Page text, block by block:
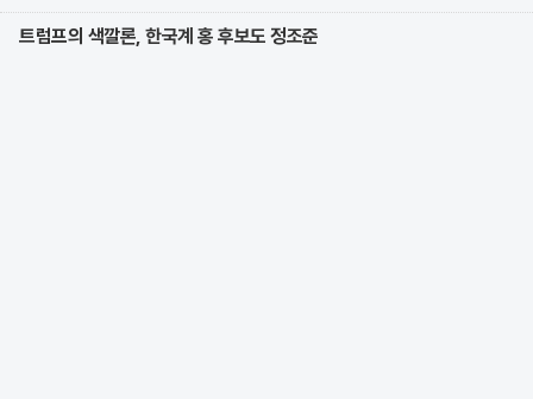
트럼프의 색깔론, 한국계 홍 후보도 정조준